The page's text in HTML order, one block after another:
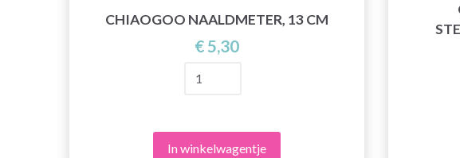
CHIAOGOO NAALDMETER, 13 CM
€ 5,30
In winkelwagentje